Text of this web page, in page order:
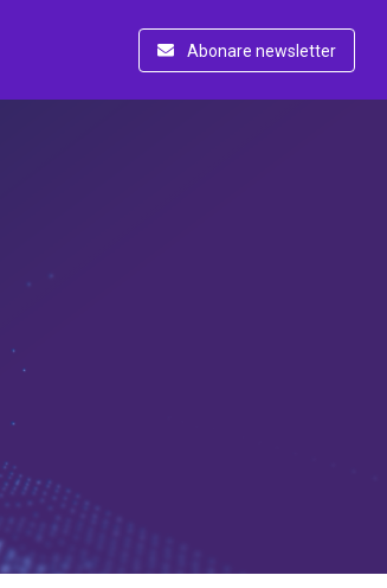
Abonare newsletter